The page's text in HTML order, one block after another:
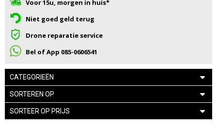
Voor 15u, morgen in huis*
Niet goed geld terug
Drone reparatie service
Bel of App 085-0606541
CATEGORIEËN
SORTEREN OP
SORTEER OP PRIJS